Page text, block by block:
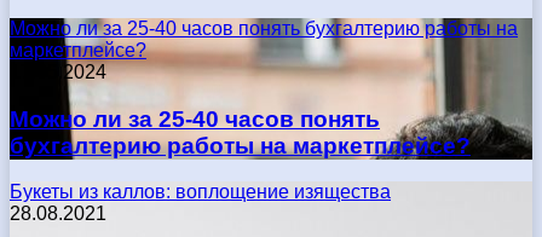
Можно ли за 25-40 часов понять бухгалтерию работы на
маркетплейсе?
17.05.2024
Можно ли за 25-40 часов понять
бухгалтерию работы на маркетплейсе?
Букеты из каллов: воплощение изящества
28.08.2021